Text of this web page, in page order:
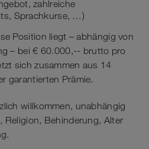
zahlreiche
Sprachkurse, …)
Position liegt – abhängig von
– bei € 60.000,-- brutto pro
sich zusammen aus 14
garantierten Prämie.
willkommen, unabhängig
Religion, Behinderung, Alter